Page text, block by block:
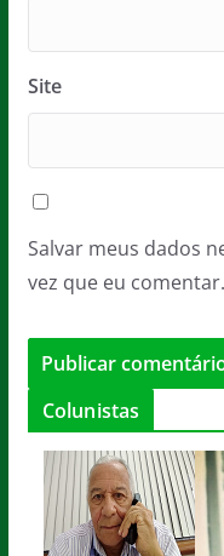
Site
Salvar meus dados
vez que eu comentar.
Colunistas